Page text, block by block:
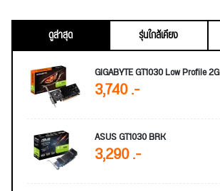
ดูล่าสุด รุ่นใกล้เคียง
GIGABYTE GT1030 Low Profile 2G
3,740 .-
ASUS GT1030 BRK
3,290 .-